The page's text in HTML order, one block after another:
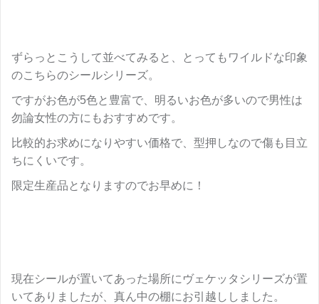
ずらっとこうして並べてみると、とってもワイルドな印象
のこちらのシールシリーズ。
ですがお色が5色と豊富で、明るいお色が多いので男性は
勿論女性の方にもおすすめです。
比較的お求めになりやすい価格で、型押しなので傷も目立
ちにくいです。
限定生産品となりますのでお早めに！
現在シールが置いてあった場所にヴェケッタシリーズが置
いてありましたが、真ん中の棚にお引越ししました。